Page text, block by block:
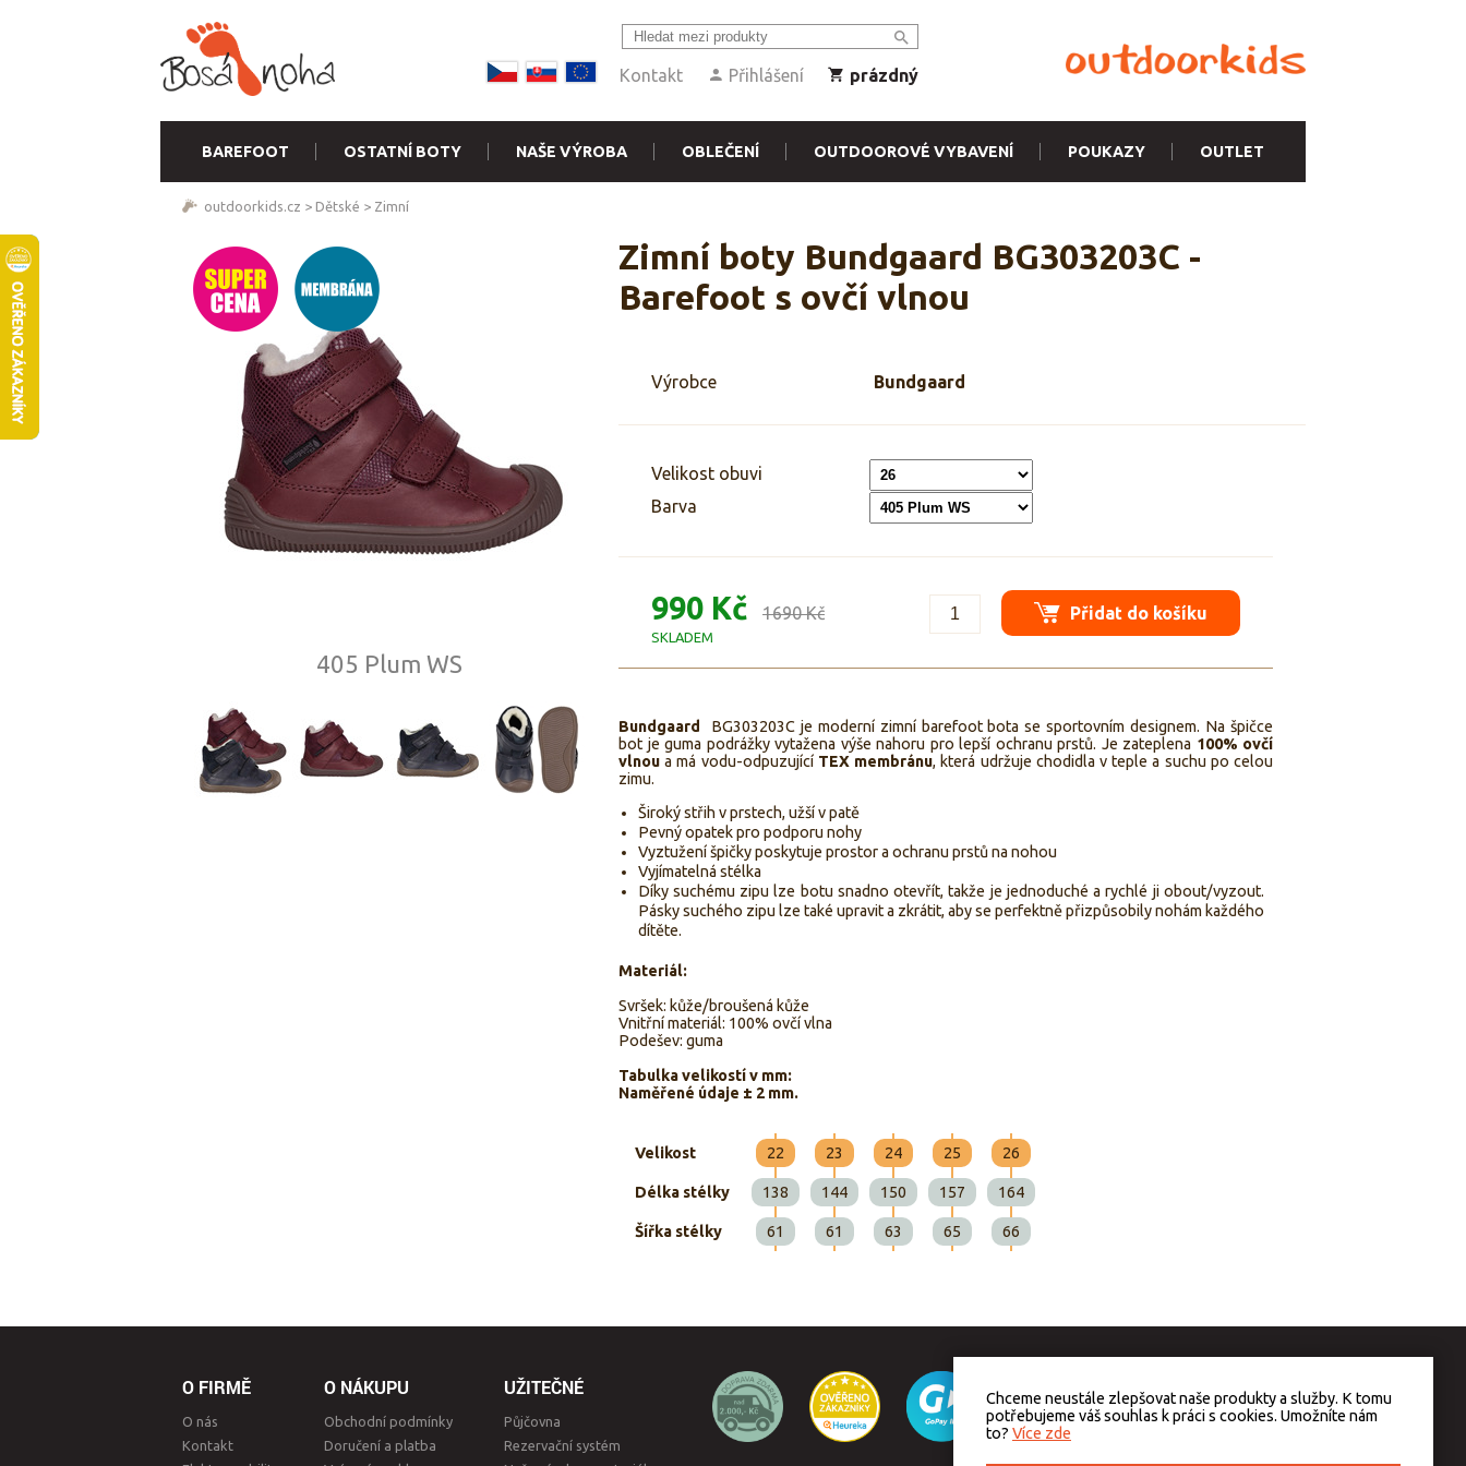
Kontakt Přihlášení prázdný
BAREFOOT OSTATNÍ BOTY NAŠE VÝROBA OBLEČENÍ OUTDOOROVÉ VYBAVENÍ POUKAZY OUTLET
outdoorkids.cz > Dětské > Zimní
Zimní boty Bundgaard BG303203C -
Barefoot s ovčí vlnou
405 Plum WS
Výrobce Bundgaard
Velikost obuvi
Barva
990 Kč 1690 Kč
SKLADEM
Přidat do košíku
Bundgaard
BG303203C je moderní zimní barefoot bota se sportovním designem. Na špičce
bot je guma podrážky vytažena výše nahoru pro lepší ochranu prstů. Je zateplena 100% ovčí
vlnou a má vodu-odpuzující TEX membránu, která udržuje chodidla v teple a suchu po celou
zimu.
Široký střih v prstech, užší v patě
Pevný opatek pro podporu nohy
Vyztužení špičky poskytuje prostor a ochranu prstů na nohou
Vyjímatelná stélka
Díky suchému zipu lze botu snadno otevřít, takže je jednoduché a rychlé ji obout/vyzout.
Pásky suchého zipu lze také upravit a zkrátit, aby se perfektně přizpůsobily nohám každého
dítěte.
Materiál:
Svršek: kůže/broušená kůže
Vnitřní materiál: 100% ovčí vlna
Podešev: guma
Tabulka velikostí v mm:
Naměřené údaje ± 2 mm.
Velikost 22 23 24 25 26
Délka stélky 138 144 150 157 164
Šířka stélky 61 61 63 65 66
O FIRMĚ
O nás
Kontakt
O NÁKUPU
Obchodní podmínky
Doručení a platba
UŽITEČNÉ
Půjčovna
Rezervační systém
Chceme neustále zlepšovat naše produkty a služby. K tomu
potřebujeme váš souhlas k práci s cookies. Umožníte nám
to? Více zde